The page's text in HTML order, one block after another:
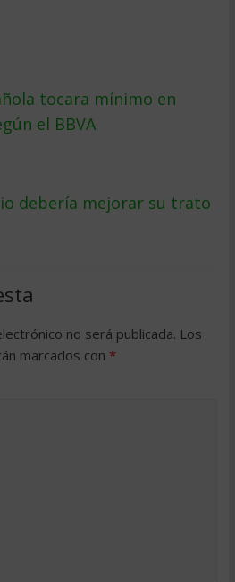
tocara mí­nimo en
el BBVA
deberí­a mejorar su trato
no será publicada. Los
marcados con *